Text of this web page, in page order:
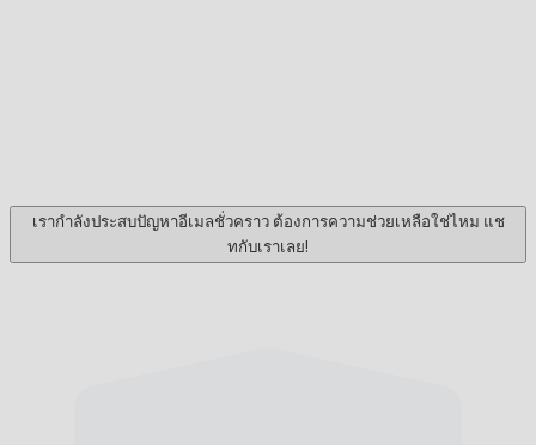
เรากำลังประสบปัญหาอีเมลชั่วคราว ต้องการความช่วยเหลือใช่ไหม แช
ทกับเราเลย!